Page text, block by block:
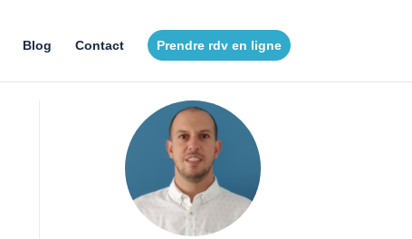
Blog Contact Prendre rdv en ligne